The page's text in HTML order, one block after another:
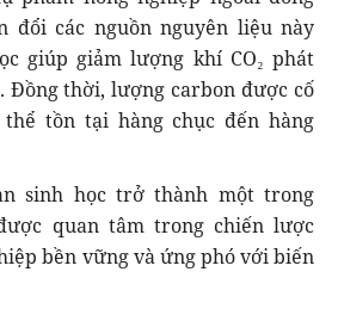
đổi các nguồn nguyên liệu này
giúp giảm lượng khí CO₂ phát
thời, lượng carbon được cố
tồn tại hàng chục đến hàng
sinh học trở thành một trong
quan tâm trong chiến lược
bền vững và ứng phó với biến